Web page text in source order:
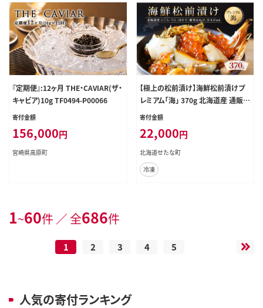
『定期便』:12ヶ月 THE・CAVIAR(ザ・
キャビア)10g TF0494-P00066
寄付金額
156,000円
宮崎県高原町
【極上の松前漬け】海鮮松前漬けプ
レミアム「海」 370g 北海道産 通販
いくら醤油漬け うに あわび ホタテ
納税
寄付金額
22,000円
北海道せたな町
冷凍
1~60件 ／ 全686件
1 2 3 4 5
人気の寄付ランキング